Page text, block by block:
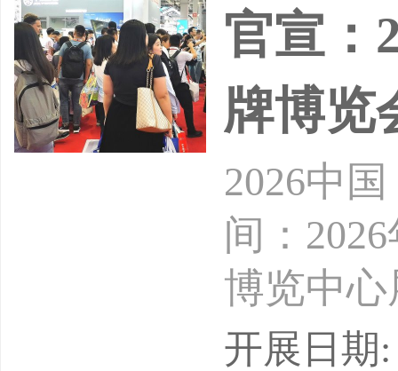
官宣：
牌博览
2026中
间：
博览中
（杭州
开展日期